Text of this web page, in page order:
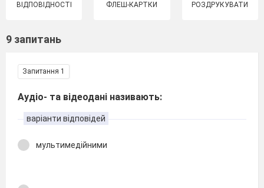
ВІДПОВІДНОСТІ ФЛЕШ-КАРТКИ РОЗДРУКУВАТИ
9 запитань
Запитання 1
Аудіо- та відеодані називають:
варіанти відповідей
мультимедійними